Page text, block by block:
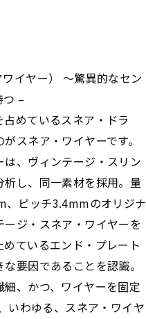
イヤー） ～驚異的なセン
–
めているスネア・ドラ
スネア・ワイヤーです。
、ヴィンテージ・スリン
し、同一素材を採用。量
ピッチ3.4mmのオリジナ
ジ・スネア・ワイヤーを
ているエンド・プレート
要因であることを認識。
、かつ、ワイヤーを固定
いわゆる、スネア・ワイヤ